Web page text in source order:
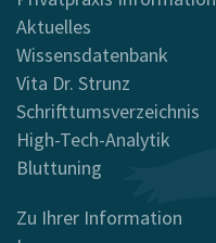
Aktuelles
Wissensdatenbank
Vita Dr. Strunz
Schrifttumsverzeichnis
High-Tech-Analytik
Bluttuning
Zu Ihrer Information